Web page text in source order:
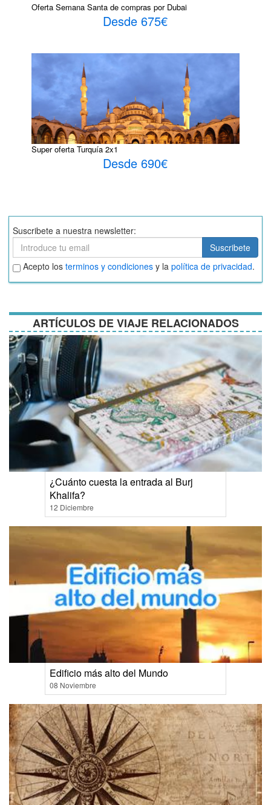
Oferta Semana Santa de compras por Dubai
Desde 675€
Super oferta Turquía 2x1
Desde 690€
Suscribete a nuestra newsletter:
Suscribete
Suscribete
Aceptar
términos
y
Acepto los terminos y condiciones y la política de privacidad.
ARTÍCULOS DE VIAJE RELACIONADOS
¿Cuánto cuesta la entrada al Burj
Khalifa?
12 Diciembre
Edificio más alto del Mundo
08 Noviembre